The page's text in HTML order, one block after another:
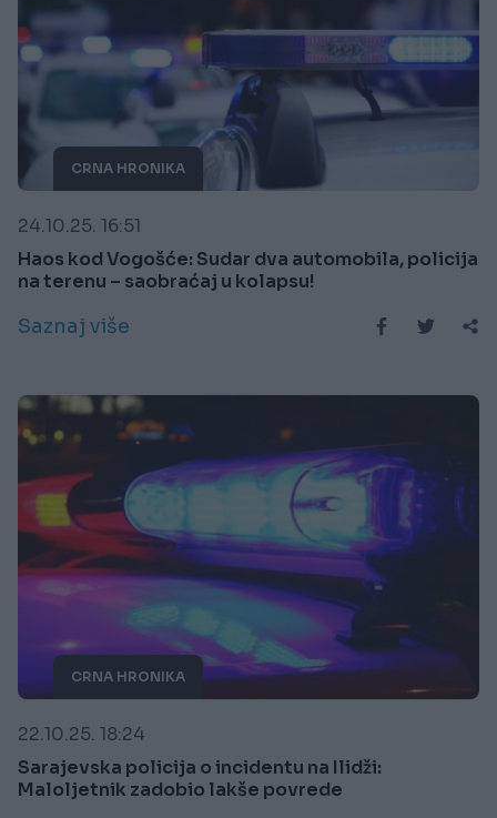
CRNA HRONIKA
24.10.25. 16:51
Haos kod Vogošće: Sudar dva automobila, policija
na terenu – saobraćaj u kolapsu!
Saznaj više
CRNA HRONIKA
22.10.25. 18:24
Sarajevska policija o incidentu na Ilidži:
Maloljetnik zadobio lakše povrede